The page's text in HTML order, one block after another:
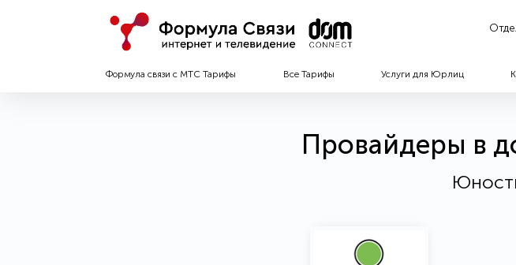
Формула связи с МТС Тарифы Все Тарифы Услуги для Юрлиц
Провайдеры в